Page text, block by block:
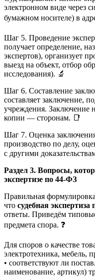
электронном виде через
бумажном носителе) в
Шаг 5. Проведение
получает определение,
экспертов), организует
выезд на объект, отбор
исследования). 🔬
Шаг 6. Составление
составляет заключение,
учреждения. Заключение
копии — сторонам. 📑
Шаг 7. Оценка
производство по делу,
с другими
Раздел 3. Вопросы,
экспертизе по 44-ФЗ
Правильная
что судебная экспертиза
ответы. Приведём
предмета спора. ❓
Для споров о качестве
электротехника, мебель,
• соответствуют ли
наименование, артикул)